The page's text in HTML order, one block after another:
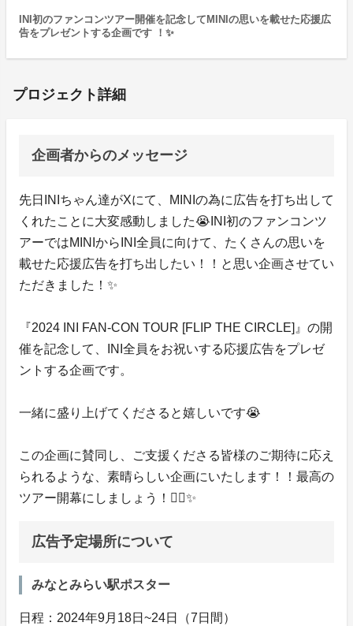
INI初のファンコンツアー開催を記念してMINIの思いを載せた応援広
告をプレゼントする企画です ！✨️
プロジェクト詳細
企画者からのメッセージ
先日INIちゃん達がXにて、MINIの為に広告を打ち出して
くれたことに大変感動しました😭INI初のファンコンツ
アーではMINIからINI全員に向けて、たくさんの思いを
載せた応援広告を打ち出したい！！と思い企画させてい
ただきました！✨️
『2024 INI FAN-CON TOUR [FLIP THE CIRCLE]』の開
催を記念して、INI全員をお祝いする応援広告をプレゼ
ントする企画です。
一緒に盛り上げてくださると嬉しいです😭
この企画に賛同し、ご支援くださる皆様のご期待に応え
られるような、素晴らしい企画にいたします！！最高の
ツアー開幕にしましょう！✊🏻✨️
広告予定場所について
みなとみらい駅ポスター
日程：2024年9月18日~24日（7日間）